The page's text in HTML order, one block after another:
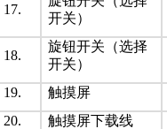
17.
开关）
18.
旋钮开关（选择
开关）
19.
触摸屏
20.
触摸屏下载线